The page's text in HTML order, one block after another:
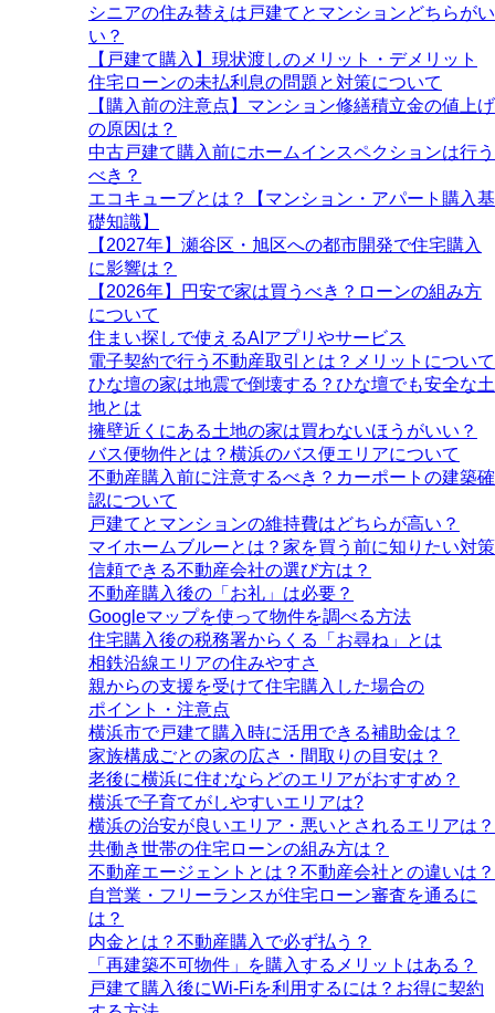
シニアの住み替えは戸建てとマンションどちらがい
い？
【戸建て購入】現状渡しのメリット・デメリット
住宅ローンの未払利息の問題と対策について
【購入前の注意点】マンション修繕積立金の値上げ
の原因は？
中古戸建て購入前にホームインスペクションは行う
べき？
エコキューブとは？【マンション・アパート購入基
礎知識】
【2027年】瀬谷区・旭区への都市開発で住宅購入
に影響は？
【2026年】円安で家は買うべき？ローンの組み方
について
住まい探しで使えるAIアプリやサービス
電子契約で行う不動産取引とは？メリットについて
ひな壇の家は地震で倒壊する？ひな壇でも安全な土
地とは
擁壁近くにある土地の家は買わないほうがいい？
バス便物件とは？横浜のバス便エリアについて
不動産購入前に注意するべき？カーポートの建築確
認について
戸建てとマンションの維持費はどちらが高い？
マイホームブルーとは？家を買う前に知りたい対策
信頼できる不動産会社の選び方は？
不動産購入後の「お礼」は必要？
Googleマップを使って物件を調べる方法
住宅購入後の税務署からくる「お尋ね」とは
相鉄沿線エリアの住みやすさ
親からの支援を受けて住宅購入した場合の
ポイント・注意点
横浜市で戸建て購入時に活用できる補助金は？
家族構成ごとの家の広さ・間取りの目安は？
老後に横浜に住むならどのエリアがおすすめ？
横浜で子育てがしやすいエリアは?
横浜の治安が良いエリア・悪いとされるエリアは？
共働き世帯の住宅ローンの組み方は？
不動産エージェントとは？不動産会社との違いは？
自営業・フリーランスが住宅ローン審査を通るに
は？
内金とは？不動産購入で必ず払う？
「再建築不可物件」を購入するメリットはある？
戸建て購入後にWi-Fiを利用するには？お得に契約